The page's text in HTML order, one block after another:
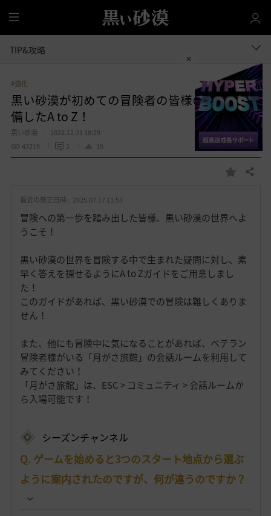
全
体
TIP&攻略
#強化
黒い砂漠が初めての冒険者の皆様のために準
備したA to Z！
黒い砂漠
2022.12.21 18:29
43219
2 19
お
入
共有する
最近の修正日時 : 2025.07.17 11:53
冒険への第一歩を踏み出した皆様、黒い砂漠の世界へよ
うこそ！
黒い砂漠の世界を冒険する中で生まれた疑問に対し、素
早く答えを探せるようにA to Zガイドをご用意しまし
た！
このガイドがあれば、黒い砂漠での冒険は難しくありま
せん！
また、他にも冒険中に気になることがあれば、ベテラン
冒険者様がいる「月がさ旅館」の会話ルームを利用して
みてください！
「月がさ旅館」は、ESC > コミュニティ > 会話ルームか
ら入場可能です！
シーズンチャンネル
Q. ゲームを始めると3つのスタート地点から選ぶ
ように案内されたのですが、何が違うのですか？